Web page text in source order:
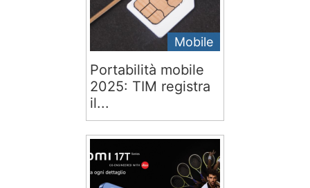
Mobile
Portabilità mobile
2025: TIM registra
il...